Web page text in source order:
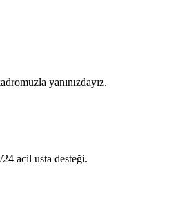
yanınızdayız.
24 acil usta desteği.